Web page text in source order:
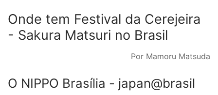
Onde tem Festival da Cerejeira
- Sakura Matsuri no Brasil
Por Mamoru Matsuda
O NIPPO Brasília - japan@brasil